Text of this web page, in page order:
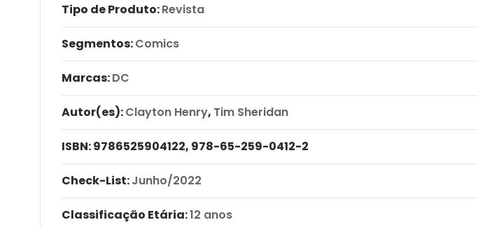
Tipo de Produto:Revista
Segmentos:Comics
Marcas:DC
Autor(es):Clayton Henry, Tim Sheridan
ISBN:9786525904122, 978-65-259-0412-2
Check-List:Junho/2022
Classificação Etária:12 anos